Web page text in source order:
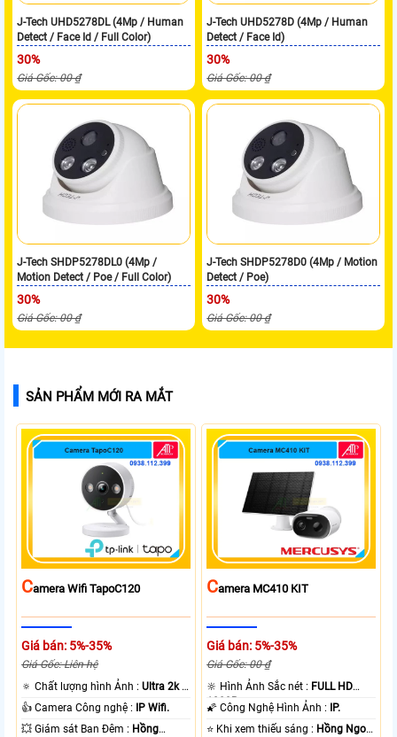
J-Tech UHD5278DL (4Mp / Human
Detect / Face Id / Full Color)
30%
Giá Gốc: 00 ₫
J-Tech UHD5278D (4Mp / Human
Detect / Face Id)
30%
Giá Gốc: 00 ₫
J-Tech SHDP5278DL0 (4Mp /
Motion Detect / Poe / Full Color)
30%
Giá Gốc: 00 ₫
J-Tech SHDP5278D0 (4Mp / Motion
Detect / Poe)
30%
Giá Gốc: 00 ₫
SẢN PHẨM MỚI RA MẮT
CAmera Wifi TapoC120
Giá bán: 5%-35%
Giá Gốc: Liên hệ
🔅 Chất lượng hình Ảnh :Ultra 2k +
.
👍 Camera Công nghệ :
IP Wifi.
💥 Giám sát Ban Đêm : Hồng
CAmera MC410 KIT
Giá bán: 5%-35%
Giá Gốc: 00 ₫
🔆 Hình Ảnh Sắc nét : FULL HD
1080P .
🌠 Công Nghệ Hình Ảnh :
IP.
⭐ Khi xem thiếu sáng : Hồng Ngoại